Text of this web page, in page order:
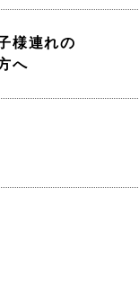
様連れの
へ